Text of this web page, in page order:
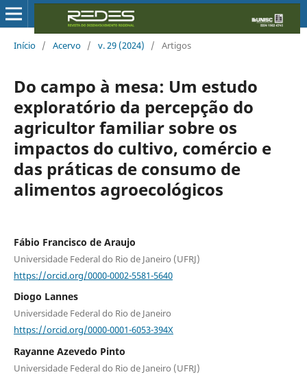
Início / Acervo / v. 29 (2024) / Artigos
Do campo à mesa: Um estudo
exploratório da percepção do
agricultor familiar sobre os
impactos do cultivo, comércio e
das práticas de consumo de
alimentos agroecológicos
Fábio Francisco de Araujo
Universidade Federal do Rio de Janeiro (UFRJ)
https://orcid.org/0000-0002-5581-5640
Diogo Lannes
Universidade Federal do Rio de Janeiro
https://orcid.org/0000-0001-6053-394X
Rayanne Azevedo Pinto
Universidade Federal do Rio de Janeiro (UFRJ)